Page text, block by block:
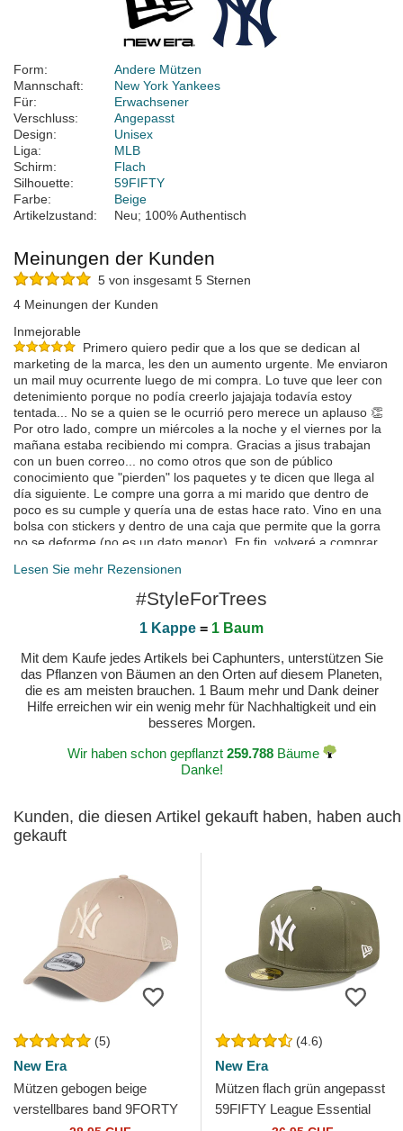
Form:
Andere Mützen
Mannschaft:
New York Yankees
Für:
Erwachsener
Verschluss:
Angepasst
Design:
Unisex
Liga:
MLB
Schirm:
Flach
Silhouette:
59FIFTY
Farbe:
Beige
Artikelzustand:
Neu; 100% Authentisch
Meinungen der Kunden
5 von insgesamt 5 Sternen
4 Meinungen der Kunden
Inmejorable
Primero quiero pedir que a los que se dedican al
marketing de la marca, les den un aumento urgente. Me enviaron
un mail muy ocurrente luego de mi compra. Lo tuve que leer con
detenimiento porque no podía creerlo jajajaja todavía estoy
tentada... No se a quien se le ocurrió pero merece un aplauso 👏
Por otro lado, compre un miércoles a la noche y el viernes por la
mañana estaba recibiendo mi compra. Gracias a jisus trabajan
con un buen correo... no como otros que son de público
conocimiento que "pierden" los paquetes y te dicen que llega al
día siguiente. Le compre una gorra a mi marido que dentro de
poco es su cumple y quería una de estas hace rato. Vino en una
bolsa con stickers y dentro de una caja que permite que la gorra
no se deforme (no es un dato menor). En fin, volveré a comprar
tanto que me estoy tomando este ratito en escribir semejante
mensaje jajaja. Muchas gracias por hacer la diferencia 🫶🏼
gepostet am 2024-09-28 von Delfina
Ottima qualità
Genial y el envío súper rapidp
gepostet am 2024-08-07 von Noelia
gepostet am 2024-07-22 von Hugo
Lesen Sie mehr Rezensionen
#StyleForTrees
1 Kappe = 1 Baum
Mit dem Kaufe jedes Artikels bei Caphunters, unterstützen Sie
das Pflanzen von Bäumen an den Orten auf diesem Planeten,
die es am meisten brauchen. 1 Baum mehr und Dank deiner
Hilfe erreichen wir ein wenig mehr für Nachhaltigkeit und ein
besseres Morgen.
Wir haben schon gepflanzt 259.788Bäume
Danke!
Kunden, die diesen Artikel gekauft haben, haben auch
gekauft
(5)
New Era
Mützen gebogen beige
verstellbares band 9FORTY
(4.6)
New Era
Mützen flach grün angepasst
59FIFTY League Essential